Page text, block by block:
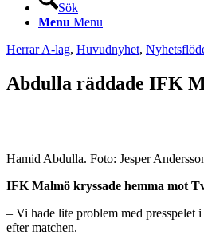
Sök
Menu Menu
Herrar A-lag, Huvudnyhet,
Abdulla räddade IFK
Hamid Abdulla. Foto: Jesper
IFK Malmö kryssade hemma mot
– Vi hade lite problem med presspelet
efter matchen.